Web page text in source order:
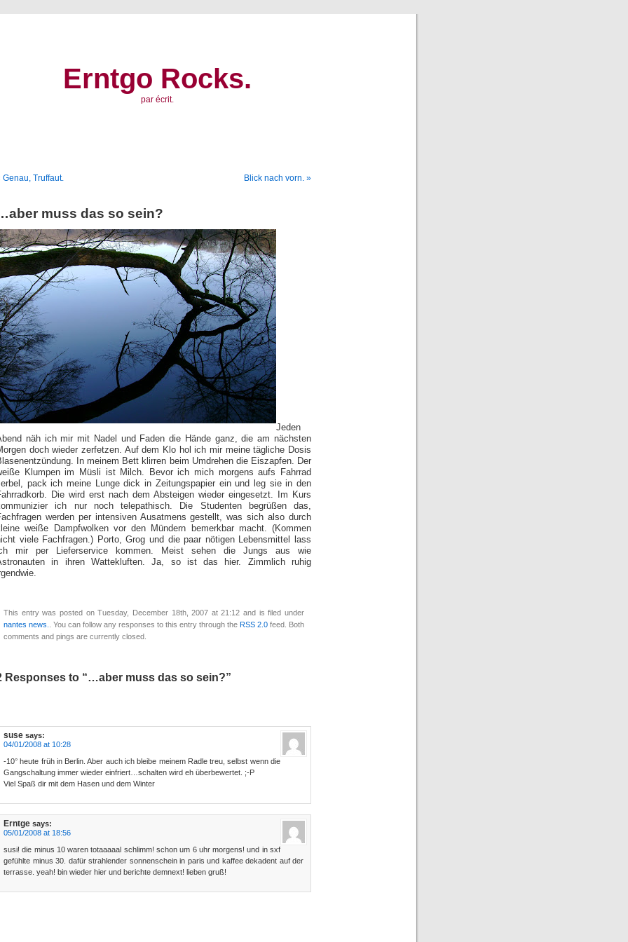
Erntgo Rocks.
par écrit.
Genau, Truffaut. Blick nach vorn. »
muss das so sein?
Jeden
näh ich mir mit Nadel und Faden die Hände ganz, die am nächsten
doch wieder zerfetzen. Auf dem Klo hol ich mir meine tägliche Dosis
In meinem Bett klirren beim Umdrehen die Eiszapfen. Der
Klumpen im Müsli ist Milch. Bevor ich mich morgens aufs Fahrrad
pack ich meine Lunge dick in Zeitungspapier ein und leg sie in den
Die wird erst nach dem Absteigen wieder eingesetzt. Im Kurs
ich nur noch telepathisch. Die Studenten begrüßen das,
werden per intensiven Ausatmens gestellt, was sich also durch
weiße Dampfwolken vor den Mündern bemerkbar macht. (Kommen
viele Fachfragen.) Porto, Grog und die paar nötigen Lebensmittel lass
mir per Lieferservice kommen. Meist sehen die Jungs aus wie
in ihren Wattekluften. Ja, so ist das hier. Zimmlich ruhig
This entry was posted on Tuesday, December 18th, 2007 at 21:12 and is filed under
nantes news.
. You can follow any responses to this entry through the RSS 2.0 feed. Both
comments and pings are currently closed.
Responses to “…aber muss das so sein?”
suse says:
04/01/2008 at 10:28
-10° heute früh in Berlin. Aber auch ich bleibe meinem Radle treu, selbst wenn die
Gangschaltung immer wieder einfriert…schalten wird eh überbewertet. ;-P
Viel Spaß dir mit dem Hasen und dem Winter
Erntge says:
05/01/2008 at 18:56
susi! die minus 10 waren totaaaaal schlimm! schon um 6 uhr morgens! und in sxf
gefühlte minus 30. dafür strahlender sonnenschein in paris und kaffee dekadent auf der
terrasse. yeah! bin wieder hier und berichte demnext! lieben gruß!